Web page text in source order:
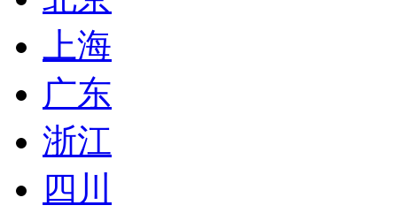
上海
广东
浙江
四川